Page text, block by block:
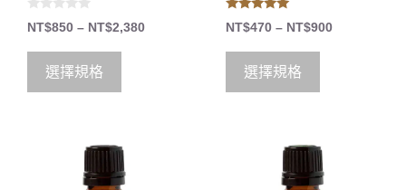
0
o
5
NT$850 – NT$2,380
選擇規格
5.00
out of 5
NT$470 – NT$900
選擇規格